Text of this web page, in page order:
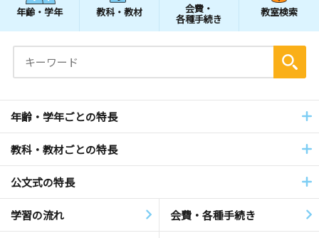
年齢・学年 教科・教材 会費・
各種手続き
教室検索
年齢・学年ごとの特長
教科・教材ごとの特長
公文式の特長
学習の流れ 会費・各種手続き